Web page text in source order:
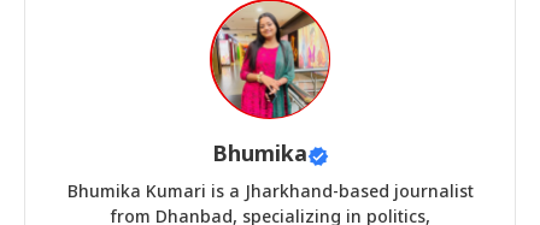
Bhumika
Bhumika Kumari is a Jharkhand-based journalist
from Dhanbad, specializing in politics,